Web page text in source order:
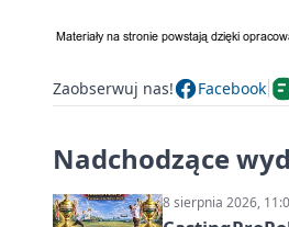
Zaobserwuj nas! Facebook
Nadchodzące
8 sierpnia 2026,